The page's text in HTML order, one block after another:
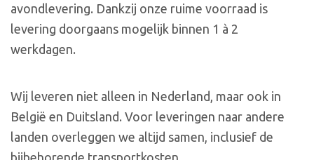
avondlevering. Dankzij onze ruime voorraad is
levering doorgaans mogelijk binnen 1 à 2
werkdagen.
Wij leveren niet alleen in Nederland, maar ook in
België en Duitsland. Voor leveringen naar andere
landen overleggen we altijd samen, inclusief de